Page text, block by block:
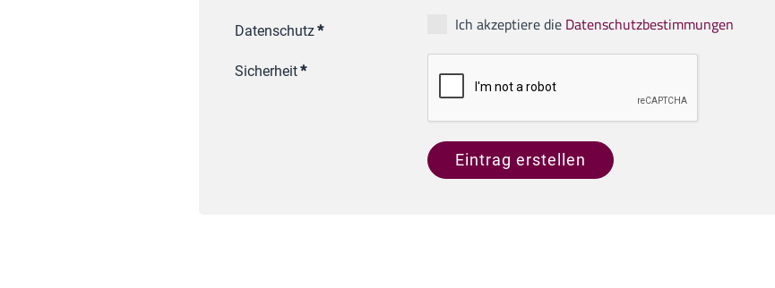
Datenschutz* Ich akzeptiere die Datenschutzbestimmungen
Sicherheit*
Eintrag erstellen